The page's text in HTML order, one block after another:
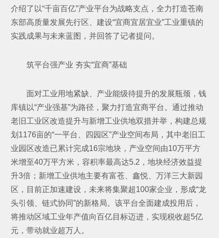
介绍了以“千亩百亿”产业平台为战略支点，全力打造苍南
东部高质量发展先行区、建设“宜商宜居宜业”工业重镇的
实践成果与未来蓝图，并回答了记者提问。
筑平台强产业 夯实“宜商”基础
面对工业用地紧缺、产业能级待提升的发展瓶颈，钱
库镇以“产业强基”为路径，聚力打造宜商平台。通过推动
老旧工业区改造提升与新增工业供地双措并举，构建总规
划1176亩的“一平台、四园区”产业空间布局，其中老旧工
业园区改造已累计完成16宗地块，产业空间由10万平方
米增至40万平方米，容积率最高达5.2，地块经济效益提
升3倍；新增工业供地主要有富苍、鑫悦、万洋三大新园
区，目前正加速建设，未来将集聚超100家企业，形成“龙
头引领、链式协同”的新格局。该平台全面建成投用后，
将推动区域工业年产值向百亿目标迈进，实现税收超5亿
元，带动就业超万人。